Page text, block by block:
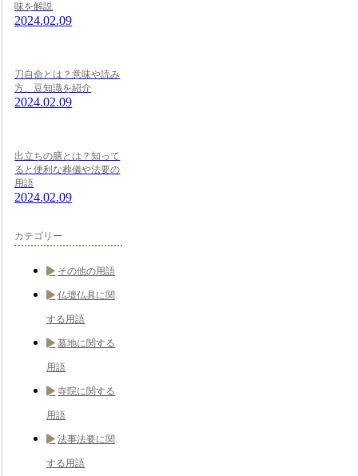
味を解説
2024.02.09
刀自命とは？意味や読み
方、豆知識を紹介
2024.02.09
出立ちの膳とは？知って
ると便利な葬儀や法要の
用語
2024.02.09
カテゴリー
その他の用語
仏壇仏具に関
する用語
墓地に関する
用語
寺院に関する
用語
法事法要に関
する用語